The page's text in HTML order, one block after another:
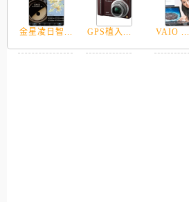
金星凌日智... GPS植入... VAIO ...